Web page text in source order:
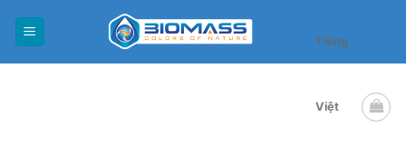
Tiếng
Việt